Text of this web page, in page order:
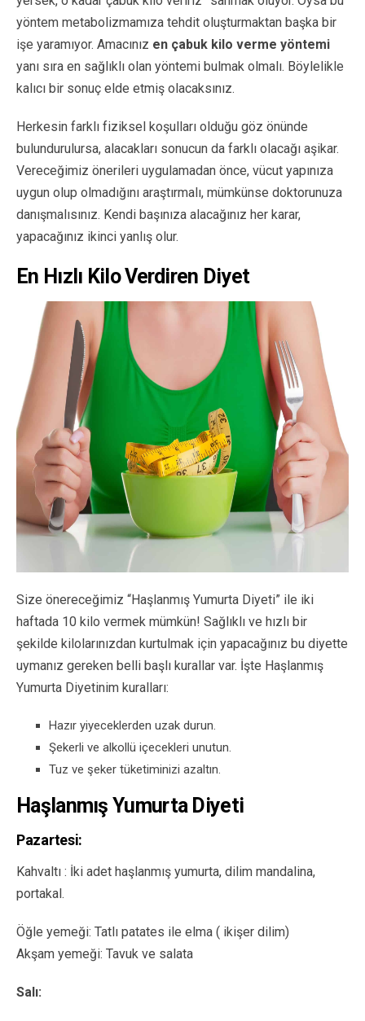
yöntem metabolizmamıza tehdit oluşturmaktan başka bir
işe yaramıyor. Amacınız en çabuk kilo verme yöntemi
yanı sıra en sağlıklı olan yöntemi bulmak olmalı. Böylelikle
kalıcı bir sonuç elde etmiş olacaksınız.
Herkesin farklı fiziksel koşulları olduğu göz önünde
bulundurulursa, alacakları sonucun da farklı olacağı aşikar.
Vereceğimiz önerileri uygulamadan önce, vücut yapınıza
uygun olup olmadığını araştırmalı, mümkünse doktorunuza
danışmalısınız. Kendi başınıza alacağınız her karar,
yapacağınız ikinci yanlış olur.
En Hızlı Kilo Verdiren Diyet
Size önereceğimiz “Haşlanmış Yumurta Diyeti” ile iki
haftada 10 kilo vermek mümkün! Sağlıklı ve hızlı bir
şekilde kilolarınızdan kurtulmak için yapacağınız bu diyette
uymanız gereken belli başlı kurallar var. İşte Haşlanmış
Yumurta Diyetinim kuralları:
Hazır yiyeceklerden uzak durun.
Şekerli ve alkollü içecekleri unutun.
Tuz ve şeker tüketiminizi azaltın.
Haşlanmış Yumurta Diyeti
Pazartesi:
Kahvaltı : İki adet haşlanmış yumurta, dilim mandalina,
portakal.
Öğle yemeği: Tatlı patates ile elma ( ikişer dilim)
Akşam yemeği: Tavuk ve salata
Salı: